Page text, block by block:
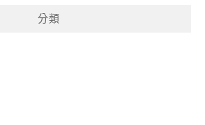
分類